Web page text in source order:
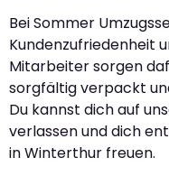
Bei Sommer
Kundenzufriedenheit
Mitarbeiter sorgen
sorgfältig verpackt
Du kannst dich auf
verlassen und dich
in Winterthur freuen.